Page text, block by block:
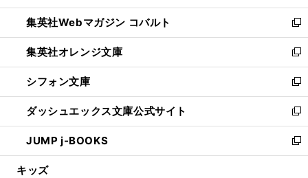
開
く
ウ
で
開
く
ン
ド
ウ
で
開
く
ウ
ィ
ン
ド
ウ
で
開
く
集英社Webマガジン コバルト
新
し
い
ウ
ィ
ン
ド
ウ
で
開
集英社オレンジ文庫
新
し
い
ウ
ィ
ン
ド
ウ
シフォン文庫
新
し
い
ウ
ィ
ン
ダッシュエックス文庫公式サイト
新
し
い
ウ
JUMP j-BOOKS
新
し
キッズ